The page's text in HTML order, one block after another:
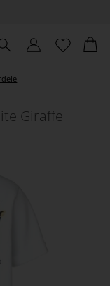
Giraffe